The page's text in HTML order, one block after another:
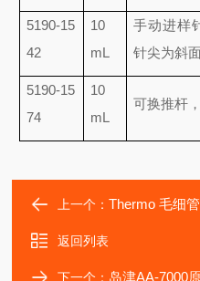
5190-15
42
10
mL
手动进样
针尖为斜
5190-15
74
10
mL
可换推杆
上一个：Thermo 毛细
返回列表
下一个： 岛津AA-7000